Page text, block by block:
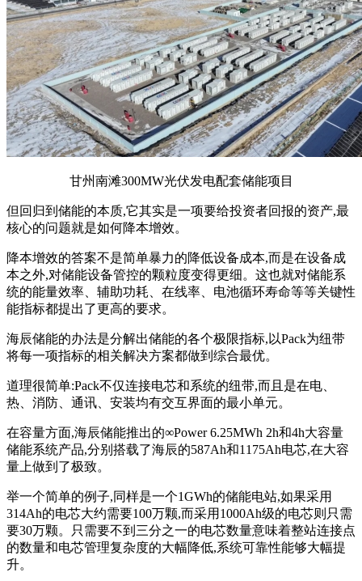
甘州南滩300MW光伏发电配套储能项目
但回归到储能的本质,它其实是一项要给投资者回报的资产,最
核心的问题就是如何降本增效。
降本增效的答案不是简单暴力的降低设备成本,而是在设备成
本之外,对储能设备管控的颗粒度变得更细。这也就对储能系
统的能量效率、辅助功耗、在线率、电池循环寿命等等关键性
能指标都提出了更高的要求。
海辰储能的办法是分解出储能的各个极限指标,以Pack为纽带
将每一项指标的相关解决方案都做到综合最优。
道理很简单:Pack不仅连接电芯和系统的纽带,而且是在电、
热、消防、通讯、安装均有交互界面的最小单元。
在容量方面,海辰储能推出的∞Power 6.25MWh 2h和4h大容量
储能系统产品,分别搭载了海辰的587Ah和1175Ah电芯,在大容
量上做到了极致。
举一个简单的例子,同样是一个1GWh的储能电站,如果采用
314Ah的电芯大约需要100万颗,而采用1000Ah级的电芯则只需
要30万颗。只需要不到三分之一的电芯数量意味着整站连接点
的数量和电芯管理复杂度的大幅降低,系统可靠性能够大幅提
升。